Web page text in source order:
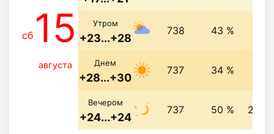
сб 15
августа
Утром
+23...+28
738 43 %
Днем
+28...+30
737 34 %
Вечером
+24...+24
737 50 % 2.5